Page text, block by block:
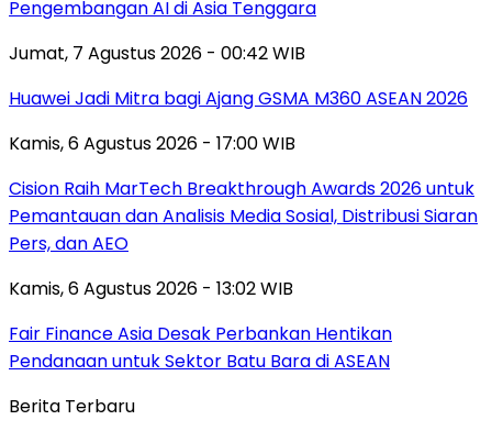
Pengembangan AI di Asia Tenggara
Jumat, 7 Agustus 2026 - 00:42 WIB
Huawei Jadi Mitra bagi Ajang GSMA M360 ASEAN 2026
Kamis, 6 Agustus 2026 - 17:00 WIB
Cision Raih MarTech Breakthrough Awards 2026 untuk
Pemantauan dan Analisis Media Sosial, Distribusi Siaran
Pers, dan AEO
Kamis, 6 Agustus 2026 - 13:02 WIB
Fair Finance Asia Desak Perbankan Hentikan
Pendanaan untuk Sektor Batu Bara di ASEAN
Berita Terbaru